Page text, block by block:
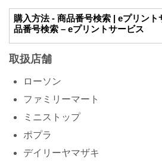
購入方法 - 商品番号検索 | eプリン
品番号検索 – eプリントサービス
取扱店舗
ローソン
ファミリーマート
ミニストップ
ポプラ
デイリーヤマザキ